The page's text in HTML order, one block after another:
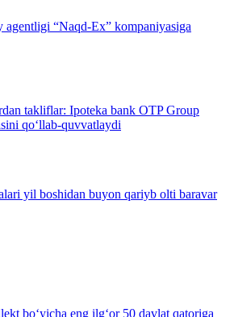
“Naqd-Ex” kompaniyasiga
takliflar: Ipoteka bank OTP Group
qo‘llab-quvvatlaydi
yil boshidan buyon qariyb olti baravar
bo‘yicha eng ilg‘or 50 davlat qatoriga